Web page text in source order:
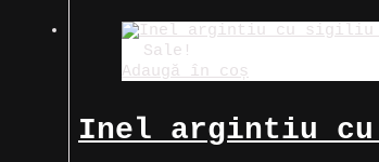
Sale!
Adaugă în coș
Inel argintiu